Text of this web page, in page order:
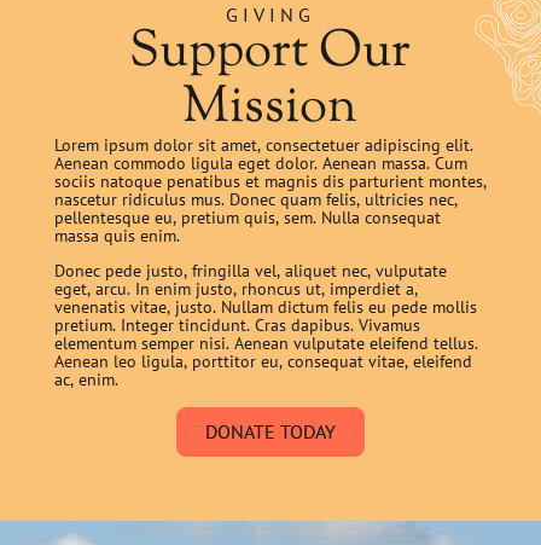
GIVING
Support Our
Mission
Lorem ipsum dolor sit amet, consectetuer adipiscing elit.
Aenean commodo ligula eget dolor. Aenean massa. Cum
sociis natoque penatibus et magnis dis parturient montes,
nascetur ridiculus mus. Donec quam felis, ultricies nec,
pellentesque eu, pretium quis, sem. Nulla consequat
massa quis enim.
Donec pede justo, fringilla vel, aliquet nec, vulputate
eget, arcu. In enim justo, rhoncus ut, imperdiet a,
venenatis vitae, justo. Nullam dictum felis eu pede mollis
pretium. Integer tincidunt. Cras dapibus. Vivamus
elementum semper nisi. Aenean vulputate eleifend tellus.
Aenean leo ligula, porttitor eu, consequat vitae, eleifend
ac, enim.
DONATE TODAY